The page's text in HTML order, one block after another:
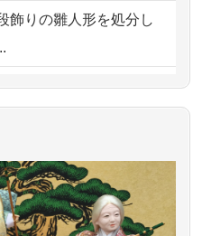
依頼出来る点と申込ま
ので。
い実家の片付けを始め
飾りの雛人形を処分し
分をお願いできます
を供養・処分したいの